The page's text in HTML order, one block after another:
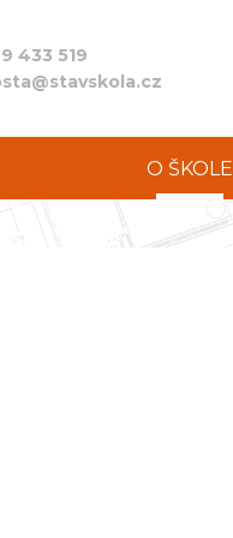
433 519
O ŠKOLE
Stanislava Bechyně